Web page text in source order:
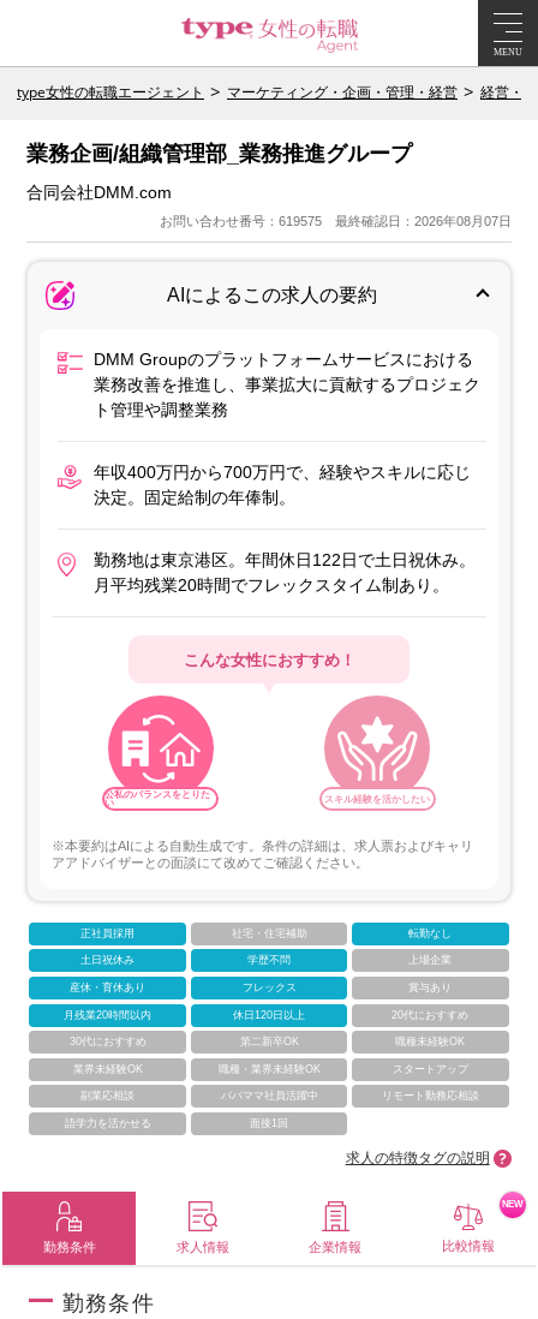
MENU
type女性の転職エージェント マーケティング・企画・管理・経営 経営・
業務企画/組織管理部_業務推進グループ
合同会社DMM.com
お問い合わせ番号：619575 最終確認日：2026年08月07日
AIによるこの求人の要約
DMM Groupのプラットフォームサービスにおける
業務改善を推進し、事業拡大に貢献するプロジェク
ト管理や調整業務
年収400万円から700万円で、経験やスキルに応じ
決定。固定給制の年俸制。
勤務地は東京港区。年間休日122日で土日祝休み。
月平均残業20時間でフレックスタイム制あり。
こんな女性におすすめ！
公私のバランスをとりた
い スキル経験を活かしたい
※本要約はAIによる自動生成です。条件の詳細は、求人票およびキャリ
アアドバイザーとの面談にて改めてご確認ください。
正社員採用 社宅・住宅補助 転勤なし
土日祝休み 学歴不問 上場企業
産休・育休あり フレックス 賞与あり
月残業20時間以内 休日120日以上 20代におすすめ
30代におすすめ 第二新卒OK 職種未経験OK
業界未経験OK 職種・業界未経験OK スタートアップ
副業応相談 パパママ社員活躍中 リモート勤務応相談
語学力を活かせる 面接1回
求人の特徴タグの説明
勤務条件 求人情報 企業情報 比較情報
NEW
勤務条件